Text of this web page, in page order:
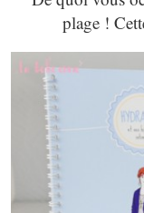
plage !